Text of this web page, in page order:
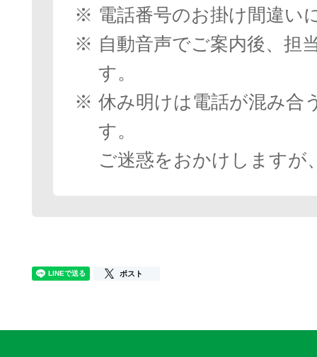
※ 電話番号のお掛け間違い
※ 自動音声でご案内後、担
す。
※ 休み明けは電話が混み合
す。
ご迷惑をおかけしますが
ポスト